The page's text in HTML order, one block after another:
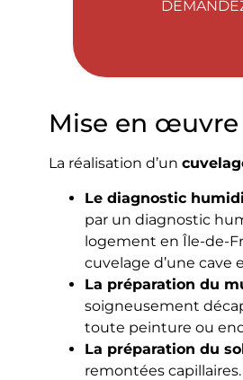
Mise en œuvre
La réalisation d’un
Le diagnostic
par un diagnostic
logement en Île-de-
cuvelage d’une cave
La préparation du
soigneusement
toute peinture ou
La préparation du
remontées